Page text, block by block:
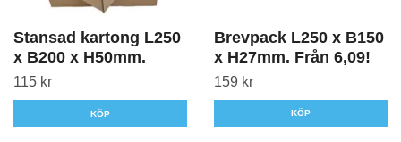
Stansad kartong L250
x B200 x H50mm.
115 kr
KÖP
Brevpack L250 x B150
x H27mm. Från 6,09!
159 kr
KÖP